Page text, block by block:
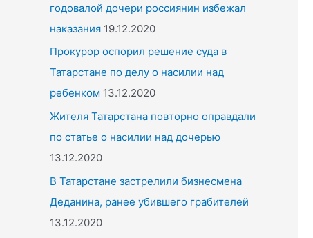
годовалой дочери россиянин избежал
наказания 19.12.2020
Прокурор оспорил решение суда в
Татарстане по делу о насилии над
ребенком 13.12.2020
Жителя Татарстана повторно оправдали
по статье о насилии над дочерью
13.12.2020
В Татарстане застрелили бизнесмена
Деданина, ранее убившего грабителей
13.12.2020